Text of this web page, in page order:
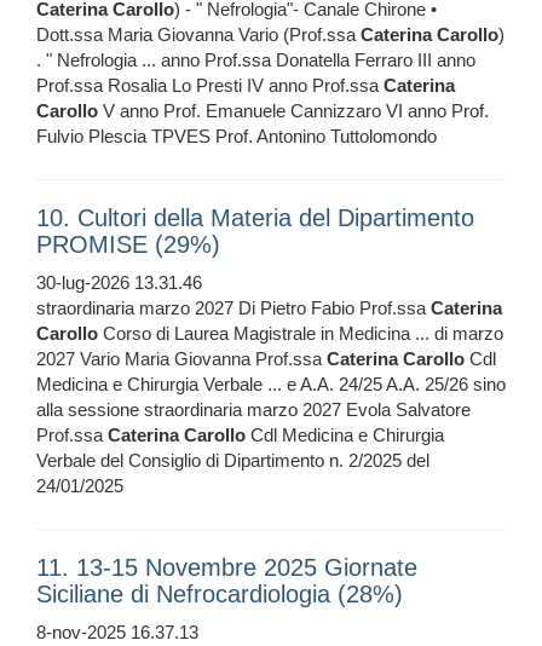
Caterina Carollo) - " Nefrologia"- Canale Chirone •
Dott.ssa Maria Giovanna Vario (Prof.ssaCaterina Carollo)
. " Nefrologia ... anno Prof.ssa Donatella Ferraro III anno
Prof.ssa Rosalia Lo Presti IV anno Prof.ssaCaterina
Carollo V anno Prof. Emanuele Cannizzaro VI anno Prof.
Fulvio Plescia TPVES Prof. Antonino Tuttolomondo
10. Cultori della Materia del Dipartimento
PROMISE (29%)
30-lug-2026 13.31.46
straordinaria marzo 2027 Di Pietro Fabio Prof.ssaCaterina
Carollo Corso di Laurea Magistrale in Medicina ... di marzo
2027 Vario Maria Giovanna Prof.ssaCaterina Carollo Cdl
Medicina e Chirurgia Verbale ... e A.A. 24/25 A.A. 25/26 sino
alla sessione straordinaria marzo 2027 Evola Salvatore
Prof.ssaCaterina Carollo Cdl Medicina e Chirurgia
Verbale del Consiglio di Dipartimento n. 2/2025 del
24/01/2025
11. 13-15 Novembre 2025 Giornate
Siciliane di Nefrocardiologia (28%)
8-nov-2025 16.37.13